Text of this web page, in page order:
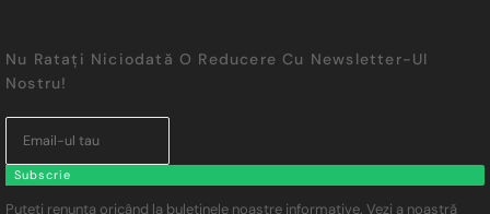
Nu Ratați Niciodată O Reducere Cu Newsletter-Ul
Nostru!
Subscrie
Puteți renunța oricând la buletinele noastre informative. Vezi a noastră